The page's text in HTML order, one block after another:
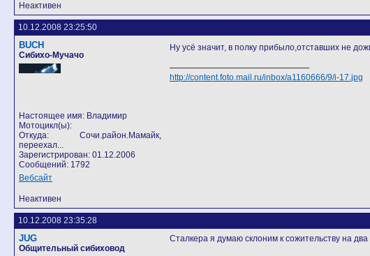
Неактивен
10.12.2008 23:25:50
BUCH
Сибихо-Мучачо
Настоящее имя: Владимир
Мотоцикл(ы):
Откуда: Сочи.район.Мамайк,
переехал...
Зарегистрирован: 01.12.2006
Сообщений: 1792
Вебсайт
Ну усё значит, в полку прибыло,отставших не
http://content.foto.mail.ru/inbox/a1160666/9/i-17.jpg
Неактивен
10.12.2008 23:35:28
JUG
Общительный сибиховод
Сталкера я думаю склоним к сожительству на